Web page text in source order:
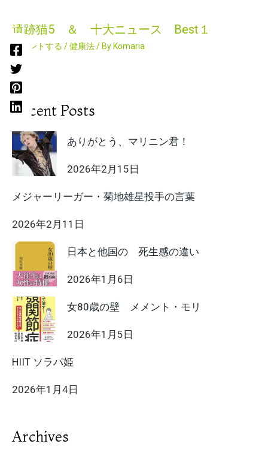
遺跡猫5 ＆ 十大ニュース Best１
コメントする /健康法/ By Komaria
Recent Posts
ありがとう、マリニン君！
2026年2月15日
メジャーリーガー・菊地雄星投手の言葉
2026年2月11日
日本と他国の 死生感の違い
2026年1月6日
女80歳の壁 メメント・モリ
2026年1月5日
HIIT ソラパ姫
2026年1月4日
Archives